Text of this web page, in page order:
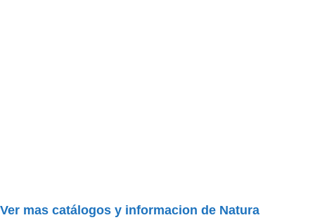
Ver mas catálogos y informacion de Natura